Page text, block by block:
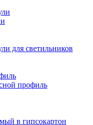
для светильников
профиль
в гипсокартон